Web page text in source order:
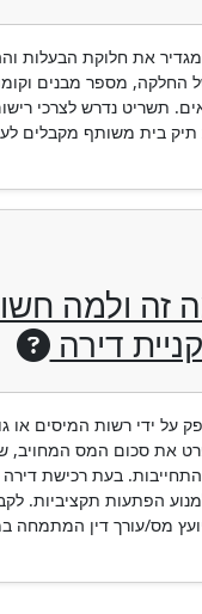
את חלוקת הבעלות
מספר מבנים
תשריט נדרש לצרכי
בית משותף מקבלים
זה ולמה
קניית דירה
על ידי רשות המיסים או
את סכום המס המחויב,
בעת רכישת
הפתעות תקציביות.
מס/עורך דין המתמחה